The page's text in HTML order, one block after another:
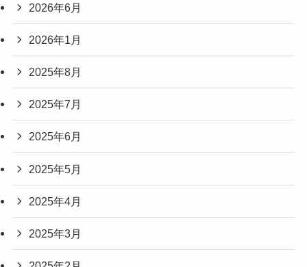
2026年6月
2026年1月
2025年8月
2025年7月
2025年6月
2025年5月
2025年4月
2025年3月